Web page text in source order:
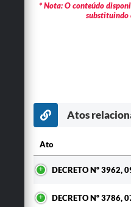
Sala M. do Empreendedor
* Nota: O conteúdo
substituindo
Atos
Ato
DECRETO Nº 3962,
DECRETO Nº 3786,